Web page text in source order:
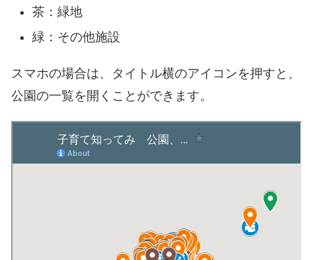
茶：緑地
緑：その他施設
スマホの場合は、タイトル横のアイコンを押すと、
公園の一覧を開くことができます。